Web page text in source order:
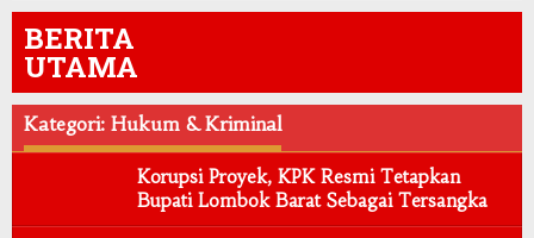
BERITA
UTAMA
Kategori: Hukum & Kriminal
Korupsi Proyek, KPK Resmi Tetapkan
Bupati Lombok Barat Sebagai Tersangka